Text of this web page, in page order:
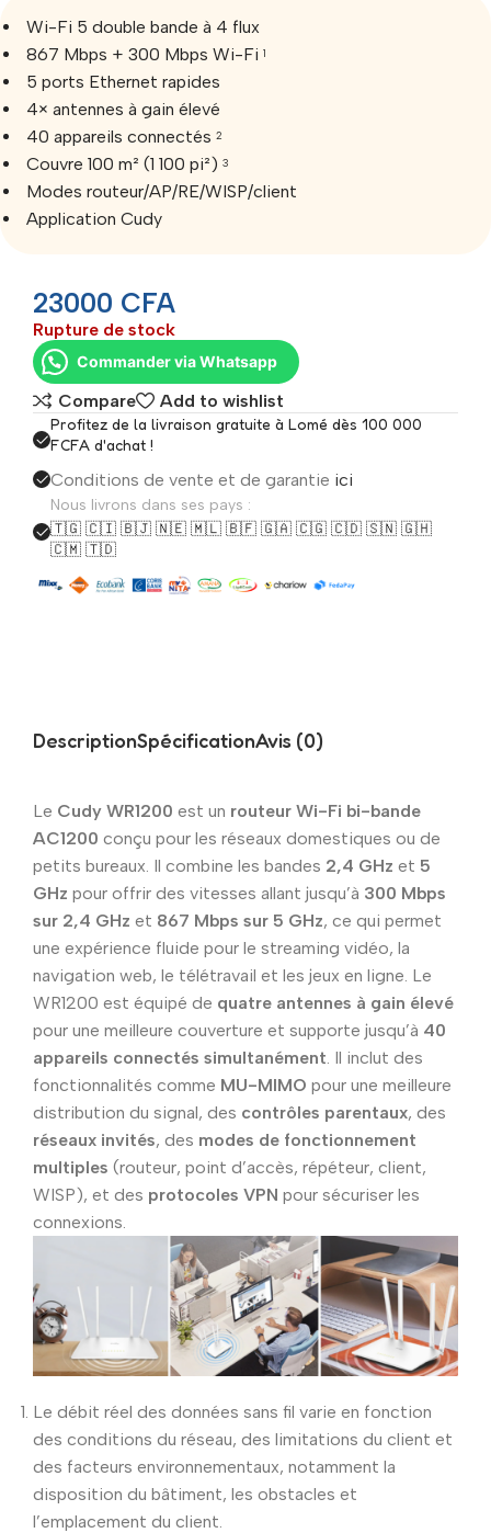
Wi-Fi 5 double bande à 4 flux
867 Mbps + 300 Mbps Wi-Fi 1
5 ports Ethernet rapides
4× antennes à gain élevé
40 appareils connectés 2
Couvre 100 m² (1 100 pi²) 3
Modes routeur/AP/RE/WISP/client
Application Cudy
23000 CFA
Rupture de stock
Commander via Whatsapp
Compare Add to wishlist
Profitez de la livraison gratuite à Lomé dès 100 000
FCFA d'achat !
Conditions de vente et de garantie ici
Nous livrons dans ses pays :
🇹🇬 🇨🇮 🇧🇯 🇳🇪 🇲🇱 🇧🇫 🇬🇦 🇨🇬 🇨🇩 🇸🇳 🇬🇭
🇨🇲 🇹🇩
DescriptionSpécificationAvis (0)
Le Cudy WR1200 est un routeur Wi-Fi bi-bande
AC1200 conçu pour les réseaux domestiques ou de
petits bureaux. Il combine les bandes 2,4 GHz et 5
GHz pour offrir des vitesses allant jusqu’à 300 Mbps
sur 2,4 GHz et 867 Mbps sur 5 GHz, ce qui permet
une expérience fluide pour le streaming vidéo, la
navigation web, le télétravail et les jeux en ligne. Le
WR1200 est équipé de quatre antennes à gain élevé
pour une meilleure couverture et supporte jusqu’à 40
appareils connectés simultanément. Il inclut des
fonctionnalités comme MU-MIMO pour une meilleure
distribution du signal, des contrôles parentaux, des
réseaux invités, des modes de fonctionnement
multiples (routeur, point d’accès, répéteur, client,
WISP), et des protocoles VPN pour sécuriser les
connexions.
Le débit réel des données sans fil varie en fonction
des conditions du réseau, des limitations du client et
des facteurs environnementaux, notamment la
disposition du bâtiment, les obstacles et
l’emplacement du client.